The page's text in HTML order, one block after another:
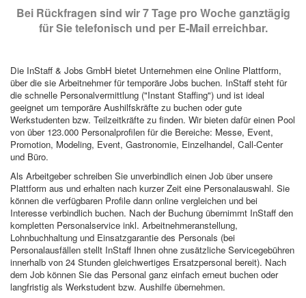
Bei Rückfragen sind wir 7 Tage pro Woche ganztägig
für Sie telefonisch und per E-Mail erreichbar.
Die InStaff & Jobs GmbH bietet Unternehmen eine Online Plattform,
über die sie Arbeitnehmer für temporäre Jobs buchen. InStaff steht für
die schnelle Personalvermittlung ("Instant Staffing") und ist ideal
geeignet um temporäre Aushilfskräfte zu buchen oder gute
Werkstudenten bzw. Teilzeitkräfte zu finden. Wir bieten dafür einen Pool
von über 123.000 Personalprofilen für die Bereiche: Messe, Event,
Promotion, Modeling, Event, Gastronomie, Einzelhandel, Call-Center
und Büro.
Als Arbeitgeber schreiben Sie unverbindlich einen Job über unsere
Plattform aus und erhalten nach kurzer Zeit eine Personalauswahl. Sie
können die verfügbaren Profile dann online vergleichen und bei
Interesse verbindlich buchen. Nach der Buchung übernimmt InStaff den
kompletten Personalservice inkl. Arbeitnehmeranstellung,
Lohnbuchhaltung und Einsatzgarantie des Personals (bei
Personalausfällen stellt InStaff Ihnen ohne zusätzliche Servicegebühren
innerhalb von 24 Stunden gleichwertiges Ersatzpersonal bereit). Nach
dem Job können Sie das Personal ganz einfach erneut buchen oder
langfristig als Werkstudent bzw. Aushilfe übernehmen.